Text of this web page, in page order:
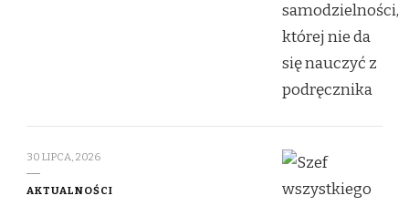
30 LIPCA, 2026
AKTUALNOŚCI